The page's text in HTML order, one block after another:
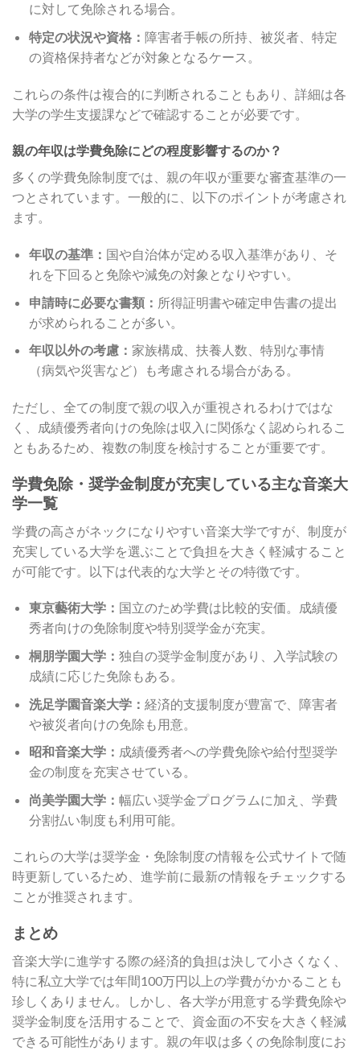
に対して免除される場合。
特定の状況や資格： 障害者手帳の所持、被災者、特定
の資格保持者などが対象となるケース。
これらの条件は複合的に判断されることもあり、詳細は各
大学の学生支援課などで確認することが必要です。
親の年収は学費免除にどの程度影響するのか？
多くの学費免除制度では、親の年収が重要な審査基準の一
つとされています。一般的に、以下のポイントが考慮され
ます。
年収の基準： 国や自治体が定める収入基準があり、そ
れを下回ると免除や減免の対象となりやすい。
申請時に必要な書類： 所得証明書や確定申告書の提出
が求められることが多い。
年収以外の考慮： 家族構成、扶養人数、特別な事情
（病気や災害など）も考慮される場合がある。
ただし、全ての制度で親の収入が重視されるわけではな
く、成績優秀者向けの免除は収入に関係なく認められるこ
ともあるため、複数の制度を検討することが重要です。
学費免除・奨学金制度が充実している主な音楽大
学一覧
学費の高さがネックになりやすい音楽大学ですが、制度が
充実している大学を選ぶことで負担を大きく軽減すること
が可能です。以下は代表的な大学とその特徴です。
東京藝術大学： 国立のため学費は比較的安価。成績優
秀者向けの免除制度や特別奨学金が充実。
桐朋学園大学： 独自の奨学金制度があり、入学試験の
成績に応じた免除もある。
洗足学園音楽大学： 経済的支援制度が豊富で、障害者
や被災者向けの免除も用意。
昭和音楽大学： 成績優秀者への学費免除や給付型奨学
金の制度を充実させている。
尚美学園大学： 幅広い奨学金プログラムに加え、学費
分割払い制度も利用可能。
これらの大学は奨学金・免除制度の情報を公式サイトで随
時更新しているため、進学前に最新の情報をチェックする
ことが推奨されます。
まとめ
音楽大学に進学する際の経済的負担は決して小さくなく、
特に私立大学では年間100万円以上の学費がかかることも
珍しくありません。しかし、各大学が用意する学費免除や
奨学金制度を活用することで、資金面の不安を大きく軽減
できる可能性があります。親の年収は多くの免除制度にお